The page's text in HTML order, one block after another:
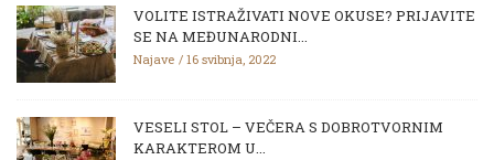
VOLITE ISTRAŽIVATI NOVE OKUSE? PRIJAVITE
SE NA MEĐUNARODNI...
Najave 16 svibnja, 2022
VESELI STOL – VEČERA S DOBROTVORNIM
KARAKTEROM U...